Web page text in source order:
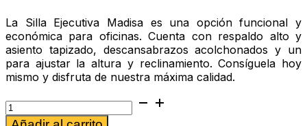
La Silla Ejecutiva Madisa es una opción funcional y
económica para oficinas. Cuenta con respaldo alto y
asiento tapizado, descansabrazos acolchonados y un
para ajustar la altura y reclinamiento. Consíguela hoy
mismo y disfruta de nuestra máxima calidad.
Silla
ejecutiva